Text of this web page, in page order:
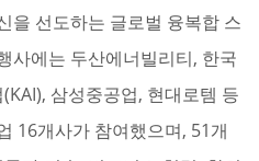
을 선도하는 글로벌 융복합 스
사에는 두산에너빌리티, 한국
삼성중공업, 현대로템 등
16개사가 참여했으며, 51개